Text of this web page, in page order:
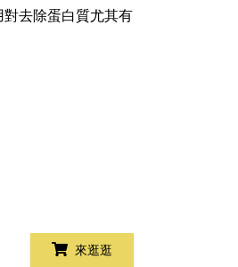
去除蛋白質尤其有
來逛逛